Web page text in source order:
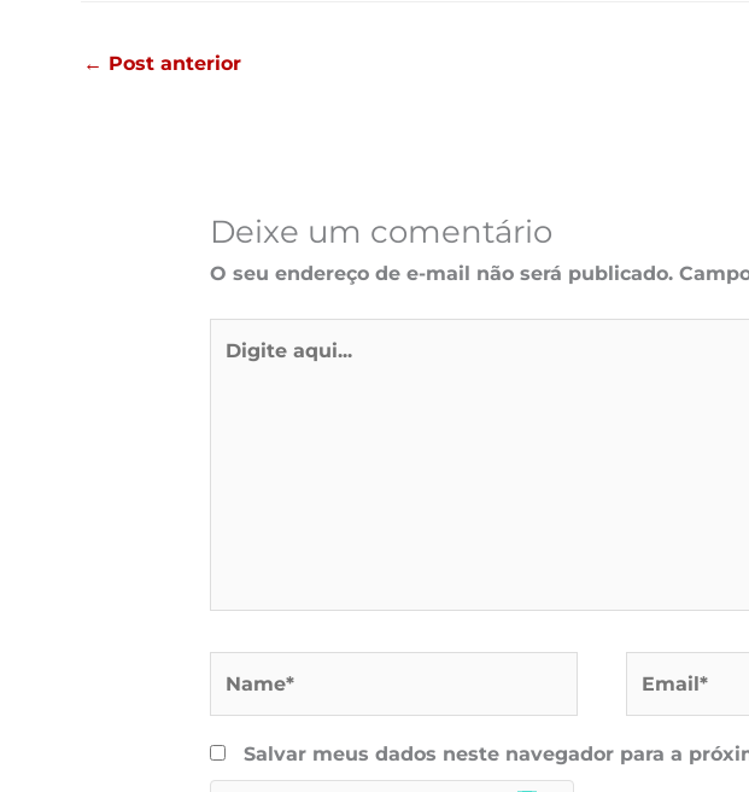
← Post anterior
Deixe um comentário
O seu endereço de e-mail não será publicado.
aqui...
Salvar meus dados neste navegador para a